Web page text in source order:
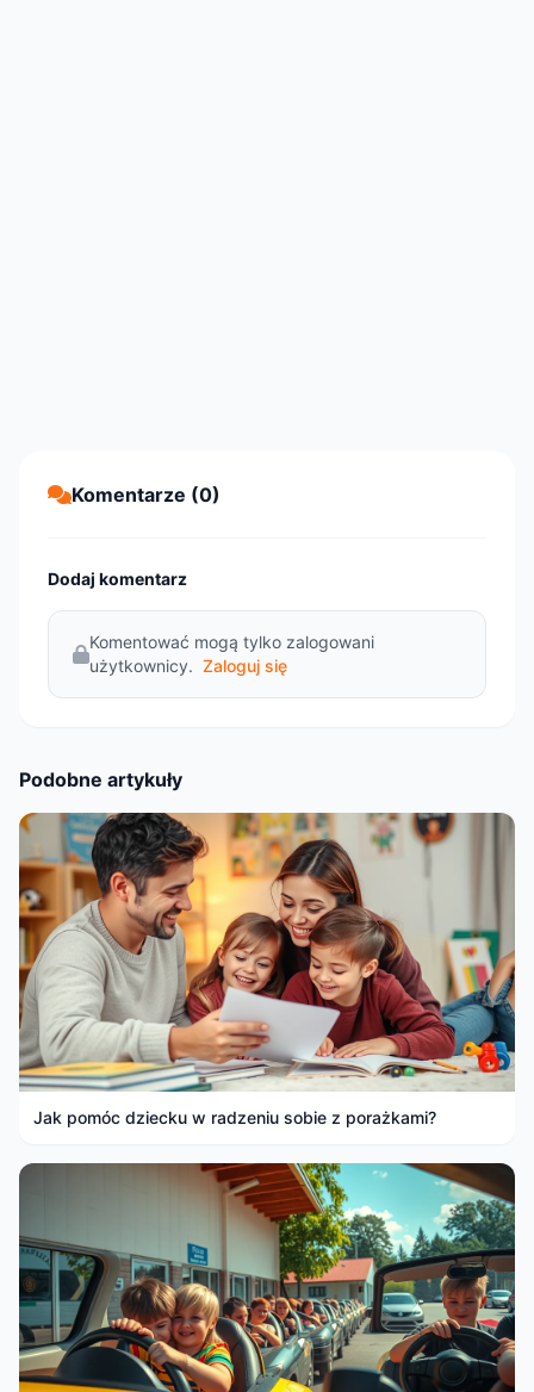
Komentarze (0)
Dodaj komentarz
Komentować mogą tylko zalogowani
użytkownicy. Zaloguj się
Podobne artykuły
Jak pomóc dziecku w radzeniu sobie z porażkami?